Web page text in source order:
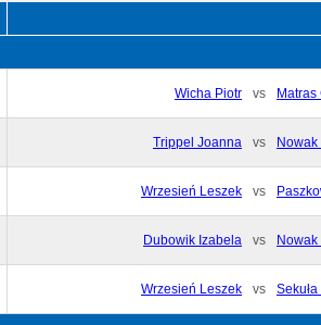
Wicha Piotr vs Matras
Trippel Joanna vs
Wrzesień Leszek vs
Dubowik Izabela vs
Wrzesień Leszek vs Sekuła